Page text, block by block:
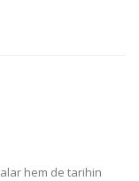
hem de tarihin